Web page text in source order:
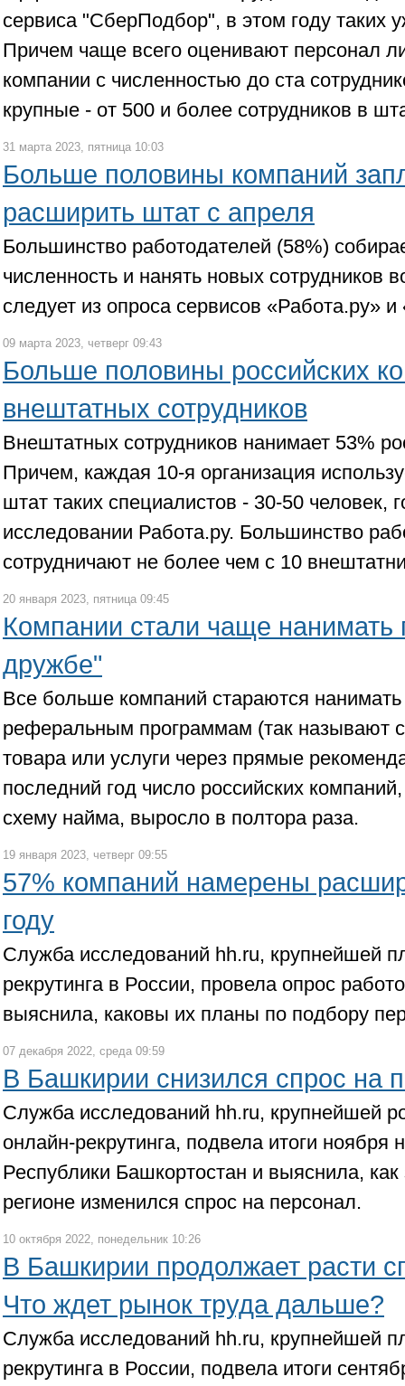
сервиса "СберПодбор", в этом году таких
Причем чаще всего оценивают персонал
компании с численностью до ста
крупные - от 500 и более сотрудников в
31 марта 2023, пятница 10:03
Больше половины компаний
расширить штат с апреля
Большинство работодателей (58%)
численность и нанять новых сотрудников
следует из опроса сервисов «Работа.ру»
09 марта 2023, четверг 09:43
Больше половины российских
внештатных сотрудников
Внештатных сотрудников нанимает 53%
Причем, каждая 10-я организация
штат таких специалистов - 30-50 человек,
исследовании Работа.ру. Большинство
сотрудничают не более чем с 10
20 января 2023, пятница 09:45
Компании стали чаще нанимать
дружбе"
Все больше компаний стараются
реферальным программам (так называют
товара или услуги через прямые
последний год число российских
схему найма, выросло в полтора раза.
19 января 2023, четверг 09:55
57% компаний намерены
году
Служба исследований hh.ru, крупнейшей
рекрутинга в России, провела опрос
выяснила, каковы их планы по подбору
07 декабря 2022, среда 09:59
В Башкирии снизился спрос на
Служба исследований hh.ru, крупнейшей
онлайн-рекрутинга, подвела итоги ноября
Республики Башкортостан и выяснила,
регионе изменился спрос на персонал.
10 октября 2022, понедельник 10:26
В Башкирии продолжает расти
Что ждет рынок труда дальше?
Служба исследований hh.ru, крупнейшей
рекрутинга в России, подвела итоги